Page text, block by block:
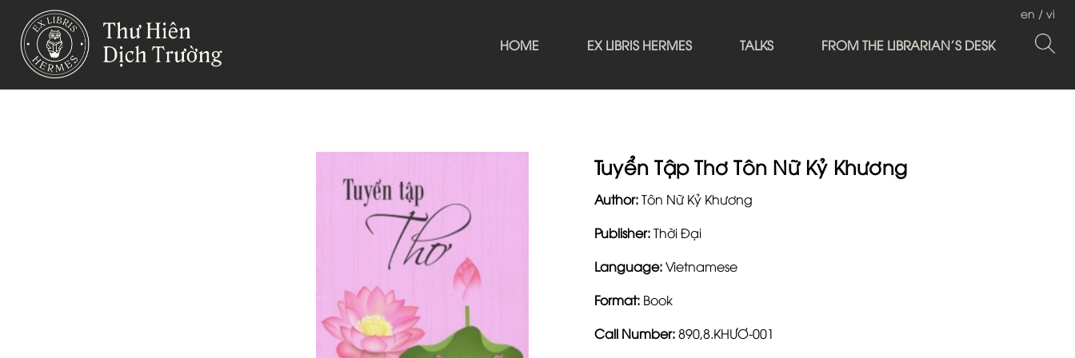
HOME EX LIBRIS HERMES TALKS FROM THE LIBRARIAN'S DESK
en / vi
Tuyển Tập Thơ Tôn Nữ Kỷ Khương
Author:Tôn Nữ Kỷ Khương
Publisher:Thời Đại
Language:Vietnamese
Format:Book
Call Number:890,8.KHƯƠ-001